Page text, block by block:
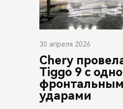
30 апреля 2026
Chery
Tiggo 9 с
ударами